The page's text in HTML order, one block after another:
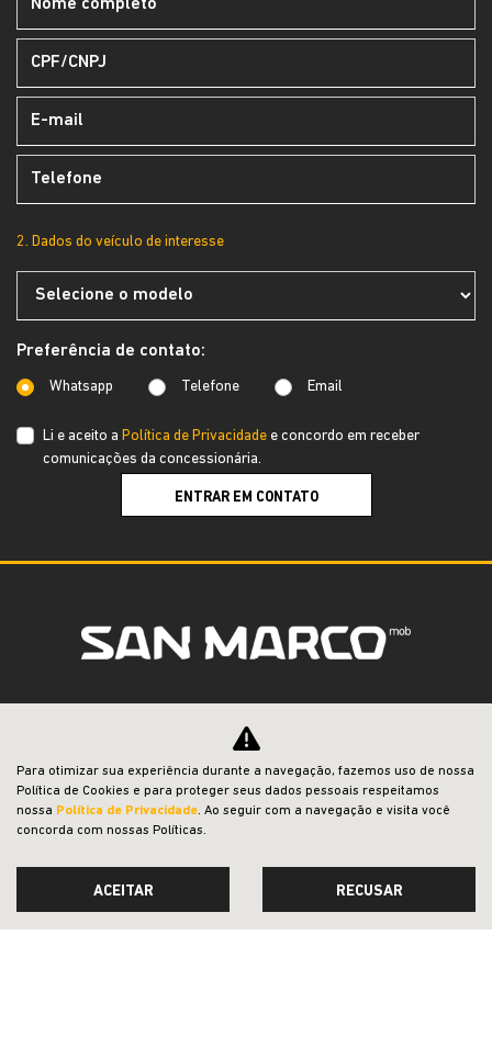
2. Dados do veículo de interesse
Preferência de contato:
Whatsapp Telefone Email
Li e aceito a Política de Privacidade e concordo em receber
comunicações da concessionária.
ENTRAR EM CONTATO
CNPJ: 22.204.101/0002-06
OFERTAS
JEEP ACESSÍVEL
Para otimizar sua experiência durante a navegação, fazemos uso de nossa
Política de Cookies e para proteger seus dados pessoais respeitamos
nossa Política de Privacidade. Ao seguir com a navegação e visita você
concorda com nossas Políticas.
ACEITAR RECUSAR